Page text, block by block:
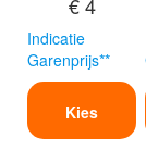
Indicatie
Garenprijs**
Kies